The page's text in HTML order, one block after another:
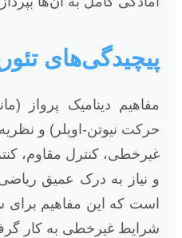
پیچیدگی‌های
مفاهیم دینامیک پرواز
حرکت نیوتن-اویلر) و
غیرخطی، کنترل مقاوم،
و نیاز به درک عمیق ریاضی
است که این مفاهیم برای
شرایط غیرخطی به کار